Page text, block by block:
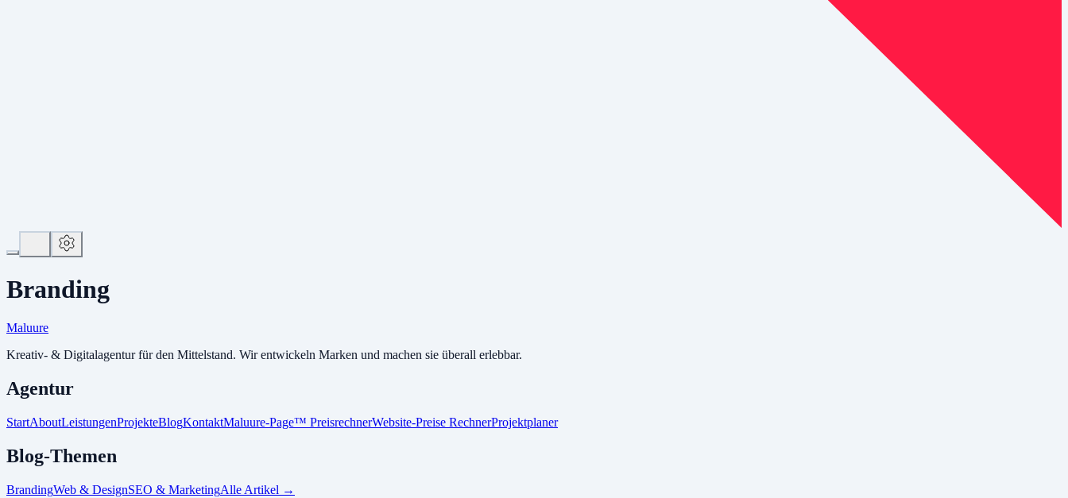
Branding
Maluure
Kreativ- & Digitalagentur für den Mittelstand. Wir entwickeln Marken und machen sie überall erlebbar.
Agentur
StartAboutLeistungenProjekteBlogKontaktMaluure-Page™ PreisrechnerWebsite-Preise RechnerProjektplaner
Blog-Themen
BrandingWeb & DesignSEO & MarketingAlle Artikel →